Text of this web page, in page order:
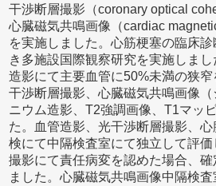
干渉断層撮影（coronary optical
心臓磁気共鳴画像（cardiac
を実施しました。心筋梗塞の臨床
き多施設国際観察研究を実施しま
造影にて主要血管に50%未満の狭
干渉断層撮影、心臓磁気共鳴画像（
ニウム造影、T2強調画像、T1マッ
た。血管造影、光干渉断層撮影、
検にて中隔検査室にて独立して評
撮影にて責任病変を認めた場合、
ました。心臓磁気共鳴画像中隔検